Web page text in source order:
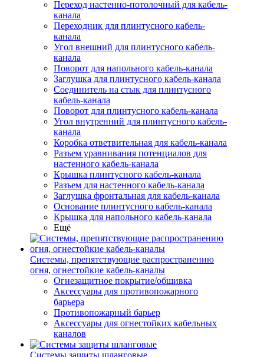
Переход настенно-потолочный для кабель-
канала
Переходник для плинтусного кабель-
канала
Угол внешний для плинтусного кабель-
канала
Поворот для напольного кабель-канала
Заглушка для плинтусного кабель-канала
Соединитель на стык для плинтусного
кабель-канала
Поворот для плинтусного кабель-канала
Угол внутренний для плинтусного кабель-
канала
Коробка ответвительная для кабель-канала
Разъем уравнивания потенциалов для
настенного кабель-канала
Крышка плинтусного кабель-канала
Разъем для настенного кабель-канала
Заглушка фронтальная для кабель-канала
Основание плинтусного кабель-канала
Крышка для напольного кабель-канала
Ещё
Системы, препятствующие распространению
огня, огнестойкие кабель-каналы
Огнезащитное покрытие/обшивка
Аксессуары для противопожарного
барьера
Противопожарный барьер
Аксессуары для огнестойких кабельных
каналов
Системы защиты шланговые